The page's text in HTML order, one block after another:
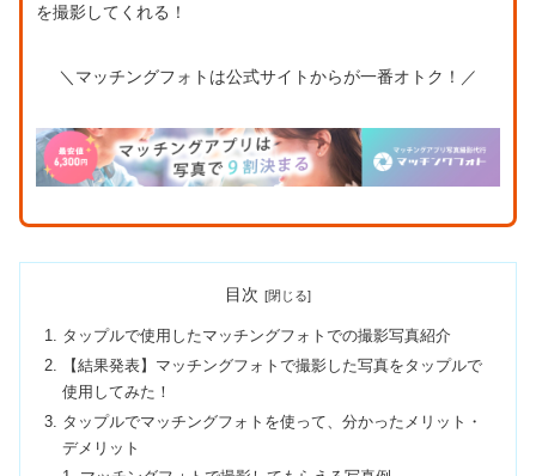
を撮影してくれる！
＼マッチングフォトは公式サイトからが一番オトク！／
目次
タップルで使用したマッチングフォトでの撮影写真紹介
【結果発表】マッチングフォトで撮影した写真をタップルで
使用してみた！
タップルでマッチングフォトを使って、分かったメリット・
デメリット